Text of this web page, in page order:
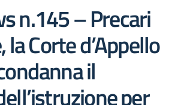
n.145 – Precari
Corte d’Appello
il
per